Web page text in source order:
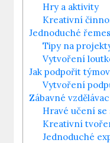
Hry​ a aktivity
Kreativní
Jednoduché
Tipy na
Vytvoření
Jak podpořit
Vytvoření
Zábavné
Hravé učení se
Kreativní
Jednoduché